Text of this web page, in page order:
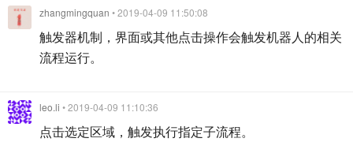
zhangmingquan • 2019-04-09 11:50:08
触发器机制，界面或其他点击操作会触发机器人的相关
流程运行。
leo.li • 2019-04-09 11:10:36
点击选定区域，触发执行指定子流程。